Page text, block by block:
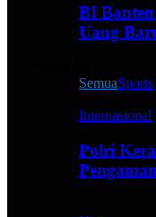
BI
Uang
SemuaSports
Internasional
Polri